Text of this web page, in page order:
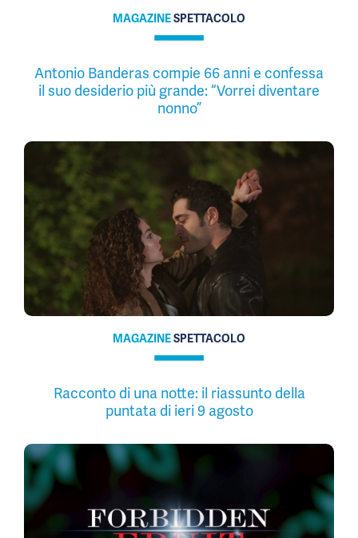
MAGAZINESPETTACOLO
Antonio Banderas compie 66 anni e confessa
il suo desiderio più grande: “Vorrei diventare
nonno”
MAGAZINESPETTACOLO
Racconto di una notte: il riassunto della
puntata di ieri 9 agosto